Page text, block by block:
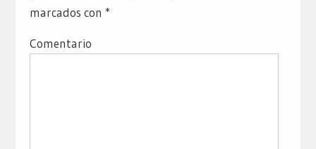
marcados con *
Comentario